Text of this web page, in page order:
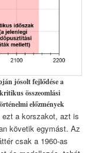
jósolt fejlődése a
összeomlási
előzmények
a korszakot, azt is
követik egymást. Az
csak a 1960-as